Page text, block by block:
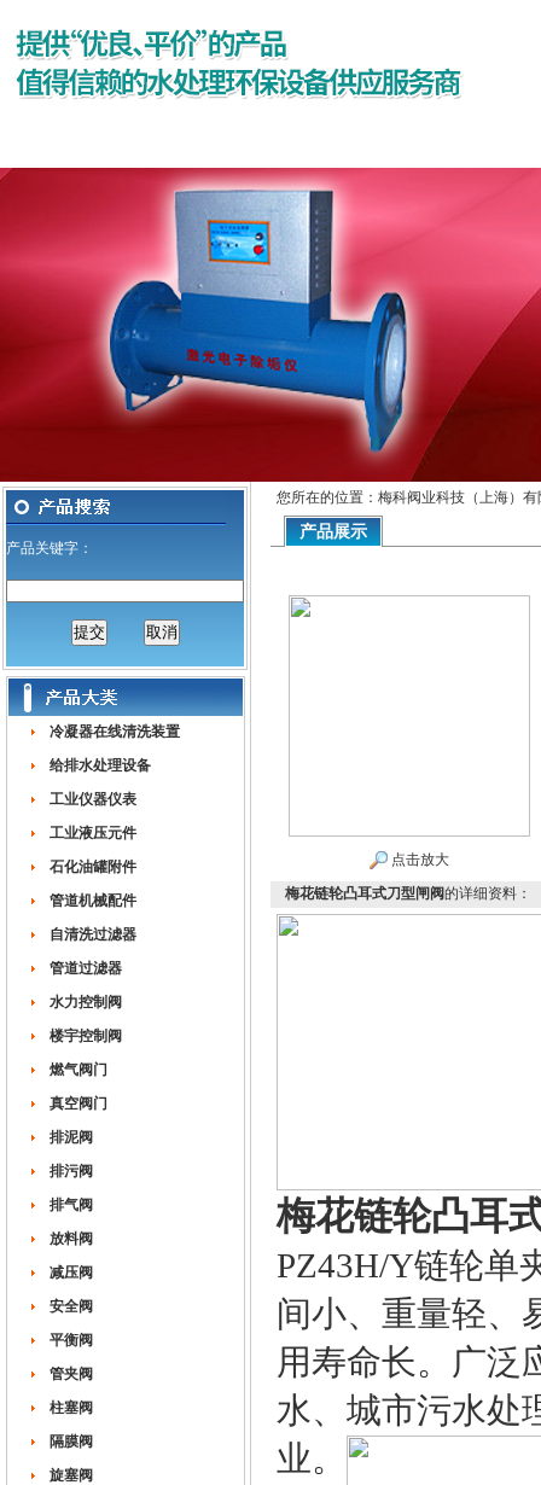
产品关键字：
冷凝器在线清洗装置
给排水处理设备
工业仪器仪表
工业液压元件
石化油罐附件
管道机械配件
自清洗过滤器
管道过滤器
水力控制阀
楼宇控制阀
燃气阀门
真空阀门
排泥阀
排污阀
排气阀
放料阀
减压阀
安全阀
平衡阀
管夹阀
柱塞阀
隔膜阀
旋塞阀
您所在的位置：梅科阀业科技（上海）
产品展示
点击放大
梅花链轮凸耳式刀型闸阀的详细资料：
梅花链轮凸耳
PZ43H/Y链轮单
间小、重量轻、
用寿命长。广泛
水、城市污水处
业。